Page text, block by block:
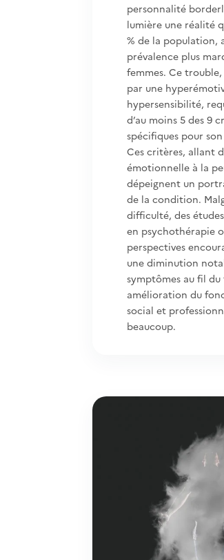
personnalité
lumière une réalité
% de la population,
prévalence plus
femmes. Ce
par une
hypersensibilité,
d’au moins 5 des 9
spécifiques pour
Ces critères, allant
émotionnelle à la
dépeignent un
de la condition.
difficulté, des
en psychothérapie
perspectives
une diminution
symptômes au fil
amélioration du
social et
beaucoup.